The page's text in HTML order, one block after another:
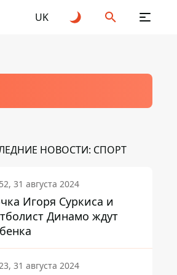
UK
НОВОСТИ: СПОРТ
31 августа 2024
Игоря Суркиса и
Динамо ждут
31 августа 2024